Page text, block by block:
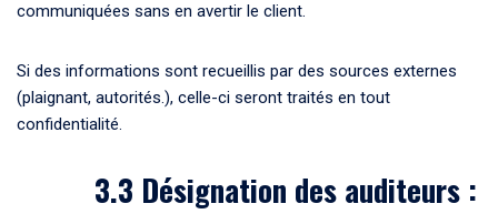
communiquées sans en avertir le client.
Si des informations sont recueillis par des sources externes
(plaignant, autorités.), celle-ci seront traités en tout
confidentialité.
3.3 Désignation des auditeurs :